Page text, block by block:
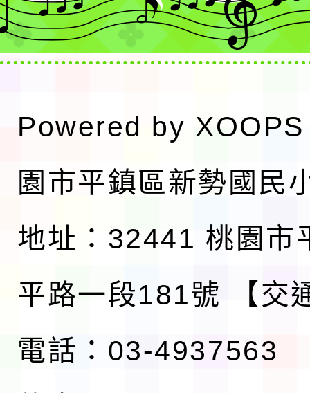
Powered by XOOPS
園市平鎮區新勢國民
地址：32441 桃園市
平路一段181號
【交
電話：03-4937563